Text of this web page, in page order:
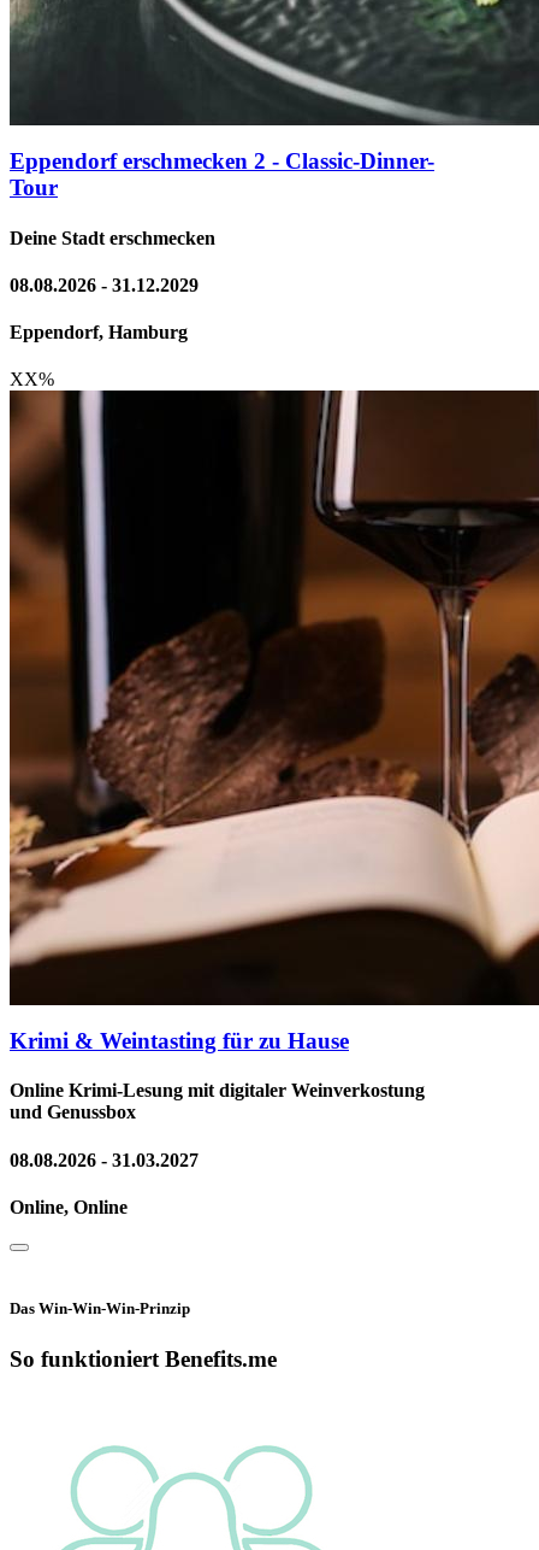
Eppendorf erschmecken 2 - Classic-Dinner-
Tour
Deine Stadt erschmecken
08.08.2026 - 31.12.2029
Eppendorf, Hamburg
XX%
Krimi & Weintasting für zu Hause
Online Krimi-Lesung mit digitaler Weinverkostung
und Genussbox
08.08.2026 - 31.03.2027
Online, Online
Das Win-Win-Win-Prinzip
So funktioniert Benefits.me